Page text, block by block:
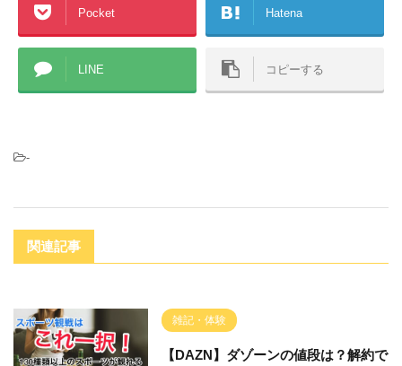
Pocket Hatena
LINE コピーする
-
関連記事
雑記・体験
【DAZN】ダゾーンの値段は？解約で